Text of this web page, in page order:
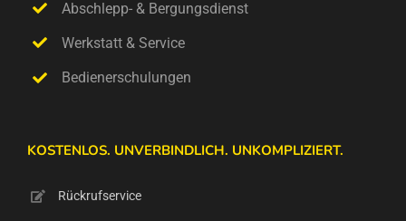
Abschlepp- & Bergungsdienst
Werkstatt & Service
Bedienerschulungen
KOSTENLOS. UNVERBINDLICH. UNKOMPLIZIERT.
Rückrufservice